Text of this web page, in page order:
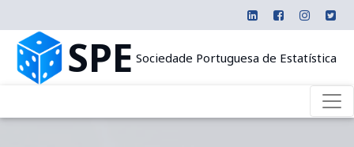
SPE Sociedade Portuguesa de Estatística